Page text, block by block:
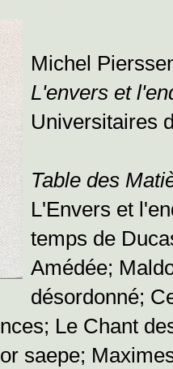
Michel
L'envers et
Universitaires
Table des
L'Envers et
temps de
Amédée;
désordonné;
Le Chant
saepe;